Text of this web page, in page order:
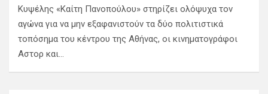
Κυψέλης «Καίτη Πανοπούλου» στηρίζει ολόψυχα τον
αγώνα για να μην εξαφανιστούν τα δύο πολιτιστικά
τοπόσημα του κέντρου της Αθήνας, οι κινηματογράφοι
Αστορ και…